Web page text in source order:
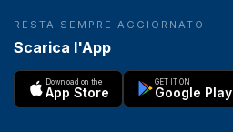
RESTA SEMPRE AGGIORNATO
Scarica l'App
Download on the
App Store
GET IT ON
Google Play